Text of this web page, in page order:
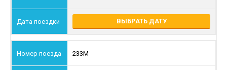
ВЫБРАТЬ ДАТУ
233М